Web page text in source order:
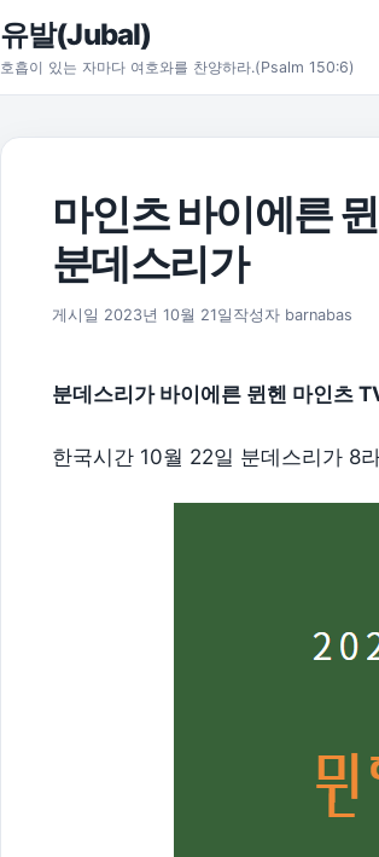
본문으로 건너뛰기
유발(Jubal)
호흡이 있는 자마다 여호와를 찬양하라.(Psalm 150:6)
마인츠 바이에른
분데스리가
게시일 2023년 10월 21일 2026년 8월 1일
작성자 barnabas
분데스리가 바이에른 뮌헨 마인츠
한국시간 10월 22일 분데스리가 8